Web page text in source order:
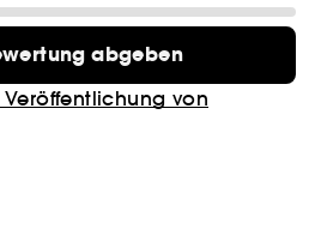
abgeben
von